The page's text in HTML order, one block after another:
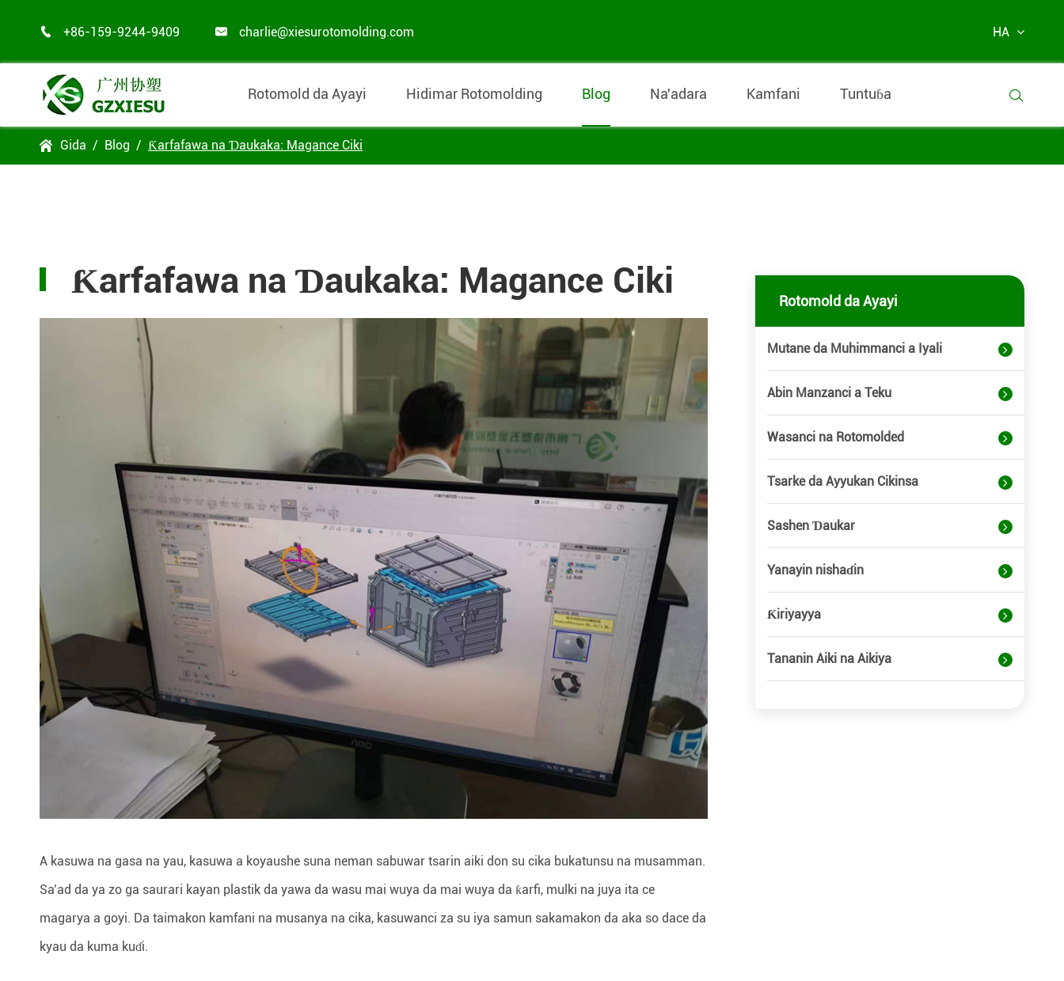
 +86-159-9244-9409  charlie@xiesurotomolding.com HA
Rotomold da Ayayi Hidimar Rotomolding Blog Na'adara Kamfani Tuntuɓa 
 Gida Blog Ƙarfafawa na Ɗaukaka: Magance Ciki
Ƙarfafawa na Ɗaukaka: Magance Ciki
A kasuwa na gasa na yau, kasuwa a koyaushe suna neman sabuwar tsarin aiki don su cika bukatunsu na musamman.
Sa’ad da ya zo ga saurari kayan plastik da yawa da wasu mai wuya da mai wuya da ƙarfi, mulki na juya ita ce
magarya a goyi. Da taimakon kamfani na musanya na cika, kasuwanci za su iya samun sakamakon da aka so dace da
kyau da kuma kuɗi.
Rotomold da Ayayi
Mutane da Muhimmanci a Iyali
Abin Manzanci a Teku
Wasanci na Rotomolded
Tsarke da Ayyukan Cikinsa
Sashen Ɗaukar
Yanayin nishaɗin
Ƙiriyayya
Tananin Aiki na Aikiya